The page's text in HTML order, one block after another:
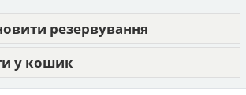
резервування
у кошик